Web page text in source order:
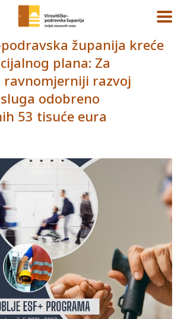
županija kreće
plana: Za
razvoj
odobreno
53 tisuće eura